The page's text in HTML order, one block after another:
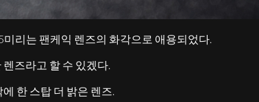
리는 팬케익 렌즈의 화각으로 애용되었다.
즈라고 할 수 있겠다.
한 스탑 더 밝은 렌즈.